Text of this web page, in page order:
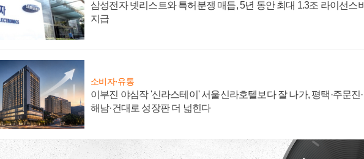
삼성전자 넷리스트와 특허분쟁 매듭, 5년 동안 최대 1.3조 라이선스비
지급
소비자·유통
이부진 야심작 '신라스테이' 서울신라호텔보다 잘 나가, 평택·주문진·
해남·건대로 성장판 더 넓힌다